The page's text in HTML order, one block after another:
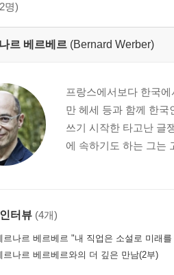
명)
르 베르베르 (Bernard Werber)
프랑스에서보다 한국
만 헤세 등과 함께 한
쓰기 시작한 타고난 글
에 속하기도 하는 그는
터뷰 (4개)
르나르 베르베르 "내 직업은 소설로 미래
르나르 베르베르와의 더 깊은 만남(2부)